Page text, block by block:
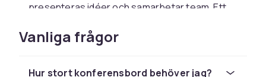
presenteras idéer och samarbetar team. Ett
och signalerar professionalitet och ordning.
Med rätt bord i rätt storlek skapas en miljö där
Vanliga frågor
Hur stort konferensbord behöver jag?